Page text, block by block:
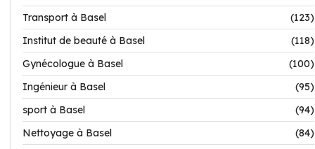
Transport à Basel
(123)
Institut de beauté à Basel
(118)
Gynécologue à Basel
(100)
Ingénieur à Basel
(95)
sport à Basel
(94)
Nettoyage à Basel
(84)